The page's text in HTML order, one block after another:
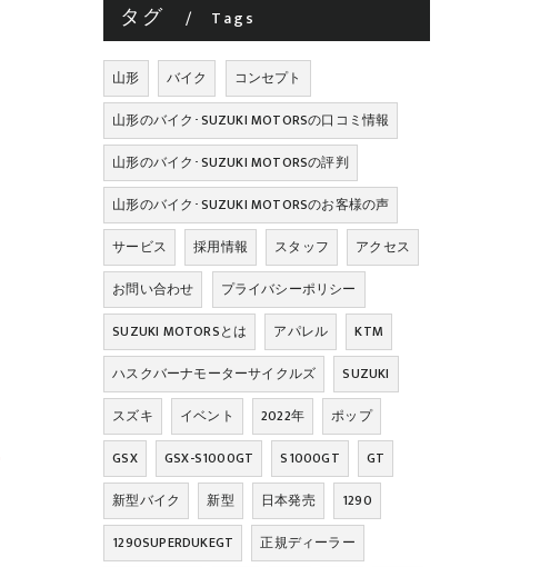
タグ Tags
山形 バイク
コンセプト
山形のバイク･SUZUKI MOTORSの口コミ情報
山形のバイク･SUZUKI MOTORSの評判
山形のバイク･SUZUKI MOTORSのお客様の声
サービス
採用情報 スタッフ
アクセス
お問い合わせ
プライバシーポリシー
SUZUKI MOTORSとは
アパレル
KTM
ハスクバーナモーターサイクルズ
SUZUKI
スズキ
イベント 2022年
ポップ
GSX
GSX-S1000GT S1000GT
GT
新型バイク
新型 日本発売
1290
1290SUPERDUKEGT
正規ディーラー